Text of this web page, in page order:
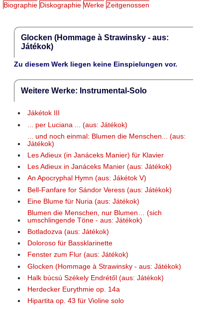
Biographie Diskographie Werke Zeitgenossen
Glocken (Hommage à Strawinsky - aus:
Játékok)
Zu diesem Werk liegen keine Einspielungen vor.
Weitere Werke: Instrumental-Solo
Jákétok III
... per Luciana ... (aus: Játékok)
... und noch einmal: Blumen die Menschen... (aus:
Játékok)
Les Adieux (in Janáceks Manier) für Klavier
Les Adieux in Janáceks Manier (aus: Játékok)
An Apocryphal Hymn (aus: Jákétok V)
Bell-Fanfare for Sándor Veress (aus: Játékok)
Eine Blume für Nuria (aus: Játékok)
Blumen die Menschen, nur Blumen… (sich
umschlingende Töne - aus: Játékok)
Botladozva (aus: Játékok)
Doloroso für Bassklarinette
Fenster zum Flur (aus: Játékok)
Glocken (Hommage à Strawinsky - aus: Játékok)
Halk búcsú Székely Endrétől (aus: Játékok)
Herdecker Eurythmie op. 14a
Hipartita op. 43 für Violine solo